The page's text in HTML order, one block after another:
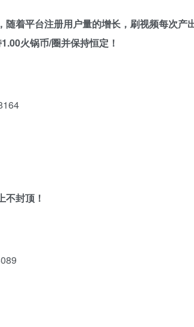
着平台注册用户量的增长，刷视频每次产
火锅币/圈并保持恒定！
封顶！